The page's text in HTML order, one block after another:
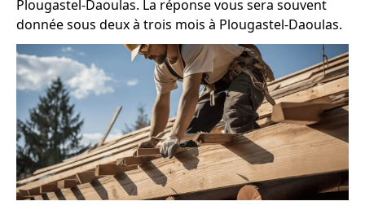
Plougastel-Daoulas. La réponse vous sera souvent
donnée sous deux à trois mois à Plougastel-Daoulas.